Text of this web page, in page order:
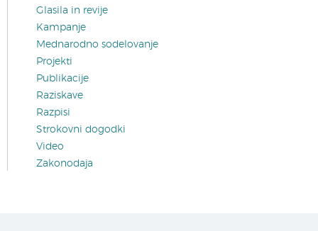
Glasila in revije
Kampanje
Mednarodno sodelovanje
Projekti
Publikacije
Raziskave
Razpisi
Strokovni dogodki
Video
Zakonodaja